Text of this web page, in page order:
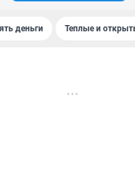
деньги Теплые и